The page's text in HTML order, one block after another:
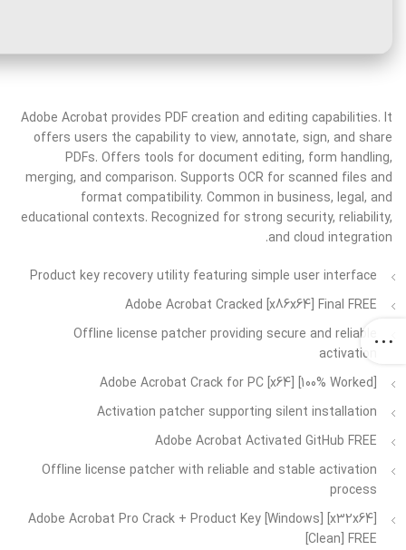
Adobe Acrobat provides PDF creation and editing capabilities. It
offers users the capability to view, annotate, sign, and share
PDFs. Offers tools for document editing, form handling,
merging, and comparison. Supports OCR for scanned files and
format compatibility. Common in business, legal, and
educational contexts. Recognized for strong security, reliability,
and cloud integration.
Product key recovery utility featuring simple user interface
Adobe Acrobat Cracked [x86x64] Final FREE
Offline license patcher providing secure and reliable
activation
Adobe Acrobat Crack for PC [x64] [100% Worked]
Activation patcher supporting silent installation
Adobe Acrobat Activated GitHub FREE
Offline license patcher with reliable and stable activation
process
Adobe Acrobat Pro Crack + Product Key [Windows] [x32x64]
[Clean] FREE